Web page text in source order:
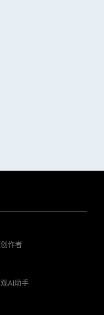
作者
AI助手